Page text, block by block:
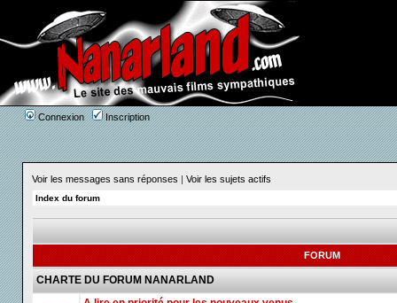
Connexion Inscription
Voir les messages sans réponses | Voir les sujets actifs
Index du forum
FORUM
CHARTE DU FORUM NANARLAND